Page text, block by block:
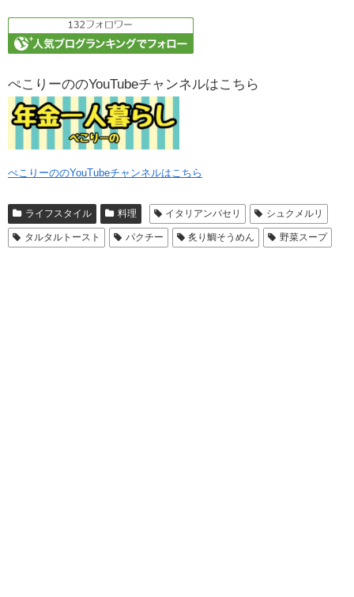
ぺこりーののYouTubeチャンネルはこちら
ぺこりーののYouTubeチャンネルはこちら
ライフスタイル 料理 イタリアンパセリ シュクメルリ
タルタルトースト パクチー 炙り鯛そうめん 野菜スープ